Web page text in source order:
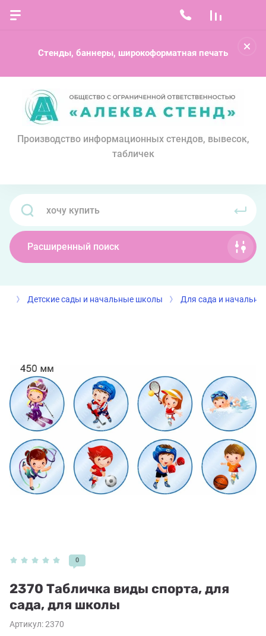
Стенды, баннеры, широкоформатная печать
Производство информационных стендов, вывесок,
табличек
Расширенный поиск
Детские сады и начальные школы Для сада и
0
2370 Табличка виды спорта, для
сада, для школы
Артикул:2370